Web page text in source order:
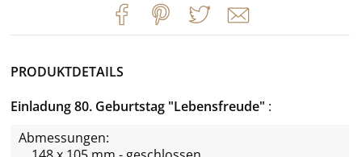
PRODUKTDETAILS
Einladung 80. Geburtstag "Lebensfreude"
Abmessungen: